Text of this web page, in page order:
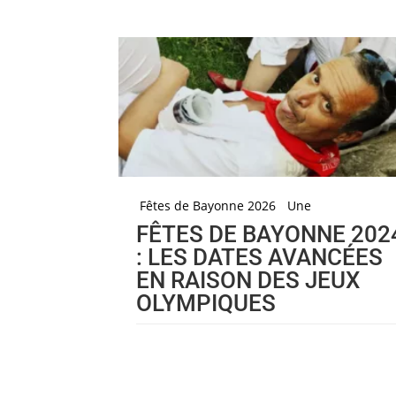
Fêtes de Bayonne 2026 Une
FÊTES DE BAYONNE
: LES DATES AVANCÉES
EN RAISON DES JEUX
OLYMPIQUES